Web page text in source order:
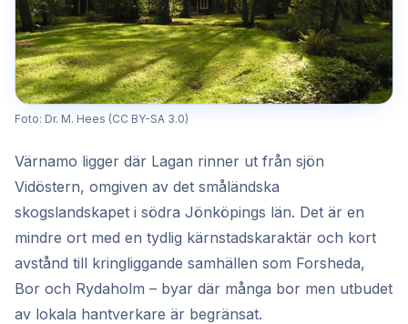
Foto: Dr. M. Hees (CC BY-SA 3.0)
Värnamo ligger där Lagan rinner ut från sjön
Vidöstern, omgiven av det småländska
skogslandskapet i södra Jönköpings län. Det är en
mindre ort med en tydlig kärnstadskaraktär och kort
avstånd till kringliggande samhällen som Forsheda,
Bor och Rydaholm – byar där många bor men utbudet
av lokala hantverkare är begränsat.